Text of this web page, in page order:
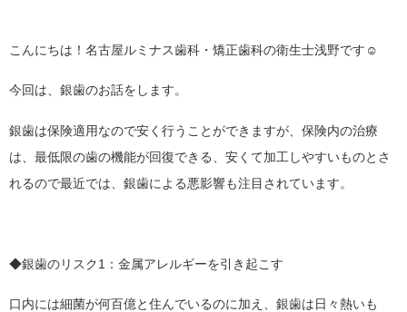
こんにちは！名古屋ルミナス歯科・矯正歯科の衛生士浅野です☺
今回は、銀歯のお話をします。
銀歯は保険適用なので安く行うことができますが、保険内の治療
は、最低限の歯の機能が回復できる、安くて加工しやすいものとさ
れるので最近では、銀歯による悪影響も注目されています。
◆銀歯のリスク1：金属アレルギーを引き起こす
口内には細菌が何百億と住んでいるのに加え、銀歯は日々熱いも